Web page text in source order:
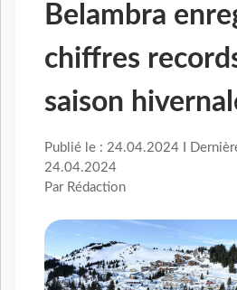
Belambra
chiffres
saison
Publié le : 24.04.2024 I
24.04.2024
Par Rédaction